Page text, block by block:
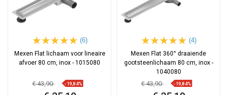
(6)
Mexen Flat lichaam voor lineaire
afvoer 80 cm, inox - 1015080
€ 43,90 -19,84%
(4)
Mexen Flat 360° draaiende
gootsteenlichaam 80 cm, inox -
1040080
€ 43,90 -19,84%